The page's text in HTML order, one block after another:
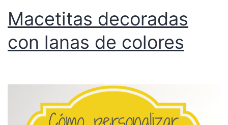
Macetitas decoradas
con lanas de colores